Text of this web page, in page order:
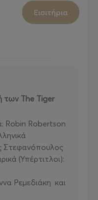
Εισιτήρια
των The Tiger
Robin Robertson
Στεφανόπουλος
(Υπέρτιτλοι):
Ρεμεδιάκη και